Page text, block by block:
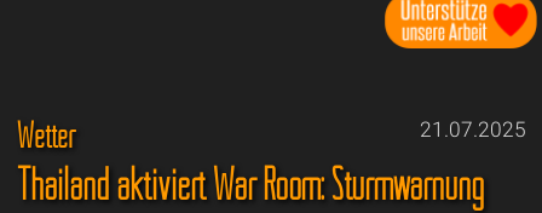
21.07.2025
Wetter
Thailand aktiviert War Room: Sturmwarnung